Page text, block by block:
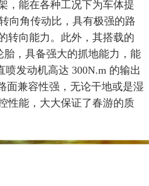
，能在各种工况下为车体提
向角传动比，具有极强的路
转向能力。此外，其搭载的
，具备强大的抓地能力，能
喷发动机高达 300N.m 的输出
面兼容性强，无论干地或是湿
性能，大大保证了春游的质